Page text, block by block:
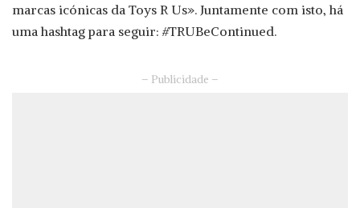
marcas icónicas da Toys R Us». Juntamente com isto, há
uma hashtag para seguir: #TRUBeContinued.
– Publicidade –